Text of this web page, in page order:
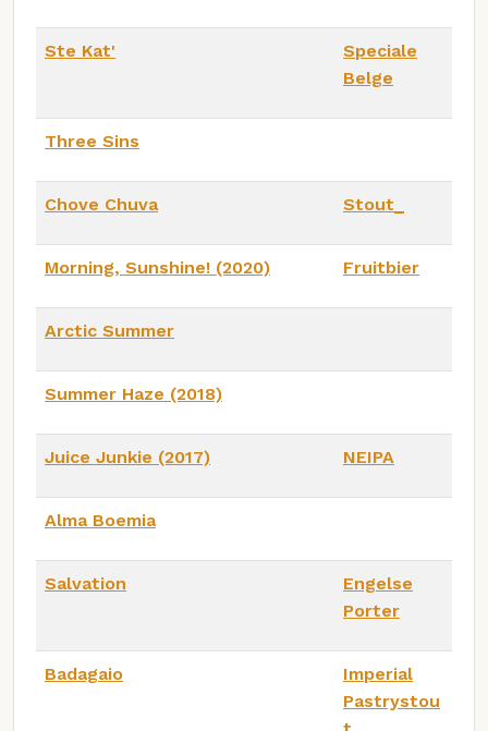
Ste Kat'
Speciale
Belge
Three Sins
Chove Chuva Stout_
Morning, Sunshine! (2020) Fruitbier
Arctic Summer
Summer Haze (2018)
Juice Junkie (2017) NEIPA
Alma Boemia
Salvation
Engelse
Porter
Badagaio
Imperial
Pastrystou